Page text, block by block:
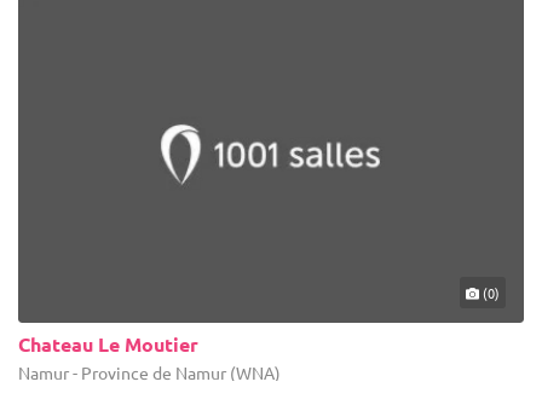
(0)
Chateau Le Moutier
Namur - Province de Namur (WNA)